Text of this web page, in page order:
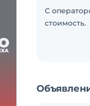
С
стоимость.